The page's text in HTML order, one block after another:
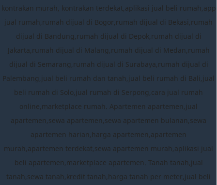
kontrakan murah, kontrakan terdekat,aplikasi jual beli rumah,app
jual rumah,rumah dijual di Bogor,rumah dijual di Bekasi,rumah
dijual di Bandung,rumah dijual di Depok,rumah dijual di
Jakarta,rumah dijual di Malang,rumah dijual di Medan,rumah
dijual di Semarang,rumah dijual di Surabaya,rumah dijual di
Palembang,jual beli rumah dan tanah,jual beli rumah di Bali,jual
beli rumah di Solo,jual rumah di Serpong,cara jual rumah
online,marketplace rumah. Apartemen apartemen,jual
apartemen,sewa apartemen,sewa apartemen bulanan,sewa
apartemen harian,harga apartemen,apartemen
murah,apartemen terdekat,sewa apartemen murah,aplikasi jual
beli apartemen,marketplace apartemen. Tanah tanah,jual
tanah,sewa tanah,kredit tanah,harga tanah per meter,jual beli